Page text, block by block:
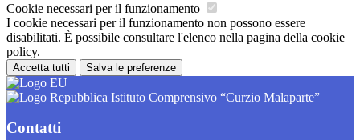
Cookie necessari per il funzionamento
I cookie necessari per il funzionamento non possono essere
disabilitati. È possibile consultare l'elenco nella pagina della cookie
policy.
Accetta tutti Salva le preferenze
Istituto Comprensivo “Curzio Malaparte”
Contatti